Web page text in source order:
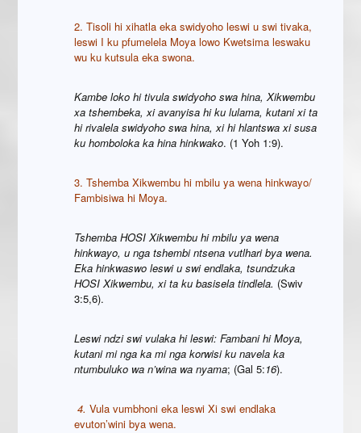
2. Tisoli hi xihatla eka swidyoho leswi u swi tivaka,
leswi I ku pfumelela Moya lowo Kwetsima leswaku
wu ku kutsula eka swona.
Kambe loko hi tivula swidyoho swa hina, Xikwembu
xa tshembeka, xi avanyisa hi ku lulama, kutani xi ta
hi rivalela swidyoho swa hina, xi hi hlantswa xi susa
ku homboloka ka hina hinkwako. (1 Yoh 1:9).
3. Tshemba Xikwembu hi mbilu ya wena hinkwayo/
Fambisiwa hi Moya.
Tshemba HOSI Xikwembu hi mbilu ya wena
hinkwayo, u nga tshembi ntsena vutlhari bya wena.
Eka hinkwaswo leswi u swi endlaka, tsundzuka
HOSI Xikwembu, xi ta ku basisela tindlela. (Swiv
3:5,6).
Leswi ndzi swi vulaka hi leswi: Fambani hi Moya,
kutani mi nga ka mi nga korwisi ku navela ka
ntumbuluko wa n’wina wa nyama; (Gal 5:16).
4.Vula vumbhoni eka leswi Xi swi endlaka
evuton’wini bya wena.